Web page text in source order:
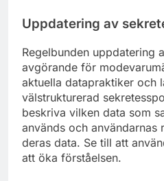
Uppdatering av
Regelbunden uppdatering
avgörande för
aktuella datapraktiker och
välstrukturerad
beskriva vilken data som
används och användarnas
deras data. Se till att
att öka förståelsen.